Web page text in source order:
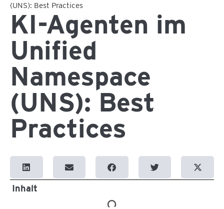
(UNS): Best Practices
KI-Agenten im
Unified
Namespace
(UNS): Best
Practices
Inhalt